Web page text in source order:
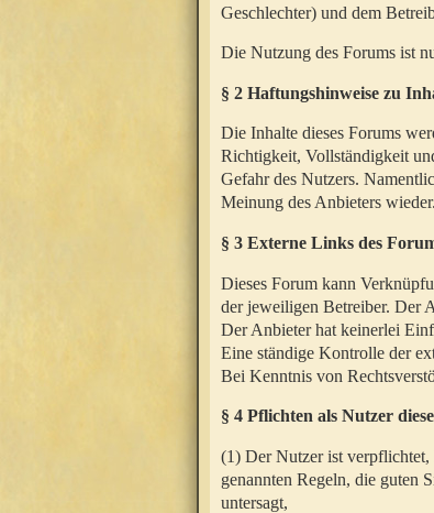
Geschlechter) und dem
Die Nutzung des Forums ist
§ 2 Haftungshinweise zu
Die Inhalte dieses Forums
Richtigkeit, Vollständigkeit
Gefahr des Nutzers.
Meinung des Anbieters wieder.
§ 3 Externe Links des
Dieses Forum kann
der jeweiligen Betreiber. Der
Der Anbieter hat keinerlei
Eine ständige Kontrolle der
Bei Kenntnis von
§ 4 Pflichten als Nutzer
(1) Der Nutzer ist verpflichtet,
genannten Regeln, die guten
untersagt,